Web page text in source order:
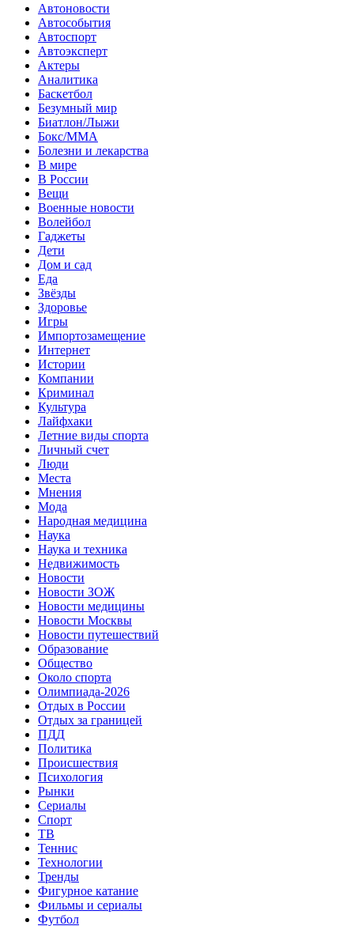
Автоновости
Автособытия
Автоспорт
Автоэксперт
Актеры
Аналитика
Баскетбол
Безумный мир
Биатлон/Лыжи
Бокс/MMA
Болезни и лекарства
В мире
В России
Вещи
Военные новости
Волейбол
Гаджеты
Дети
Дом и сад
Еда
Звёзды
Здоровье
Игры
Импортозамещение
Интернет
Истории
Компании
Криминал
Культура
Лайфхаки
Летние виды спорта
Личный счет
Люди
Места
Мнения
Мода
Народная медицина
Наука
Наука и техника
Недвижимость
Новости
Новости ЗОЖ
Новости медицины
Новости Москвы
Новости путешествий
Образование
Общество
Около спорта
Олимпиада-2026
Отдых в России
Отдых за границей
ПДД
Политика
Происшествия
Психология
Рынки
Сериалы
Спорт
ТВ
Теннис
Технологии
Тренды
Фигурное катание
Фильмы и сериалы
Футбол